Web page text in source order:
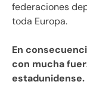
federaciones
toda Europa.
En
con mucha
estadunidense.